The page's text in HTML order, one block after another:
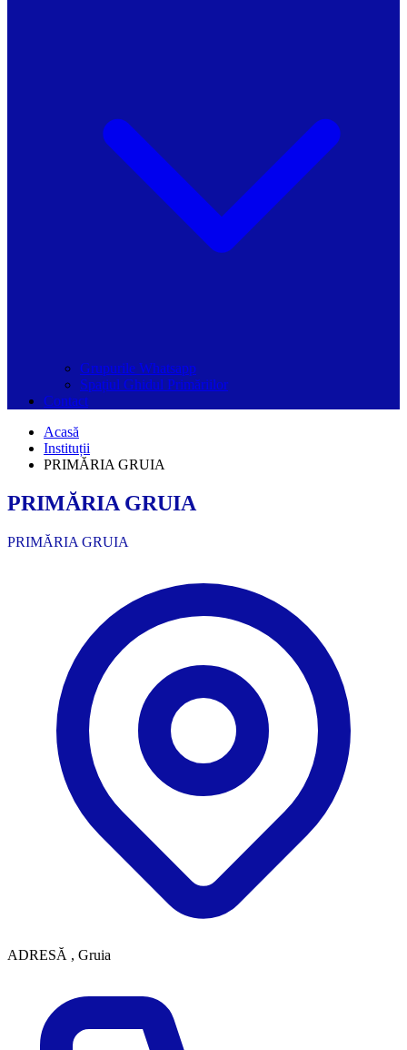
Grupurile Whatsapp
Spațiul Ghidul Primăriilor
Contact
Acasă
Instituții
PRIMĂRIA GRUIA
PRIMĂRIA GRUIA
PRIMĂRIA GRUIA
ADRESĂ , Gruia